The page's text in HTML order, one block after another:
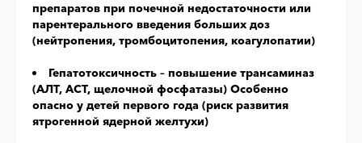
препаратов при почечной недостаточности или
парентерального введения больших доз
(нейтропения, тромбоцитопения, коагулопатии)
Гепатотоксичность – повышение трансаминаз
(АЛТ, АСТ, щелочной фосфатазы) Особенно
опасно у детей первого года (риск развития
ятрогенной ядерной желтухи)